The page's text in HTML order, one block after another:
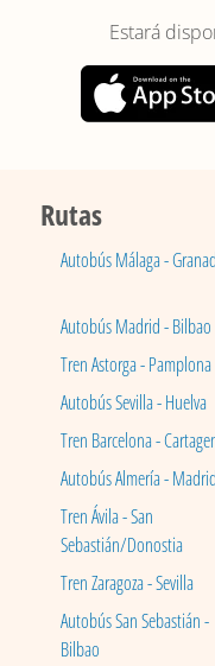
Estará
Rutas
Autobús Málaga -
Autobús Madrid - Bilbao
Tren Astorga - Pamplona
Autobús Sevilla - Huelva
Tren Barcelona -
Autobús Almería - Madrid
Tren Ávila - San
Sebastián/Donostia
Tren Zaragoza - Sevilla
Autobús San Sebastián -
Bilbao